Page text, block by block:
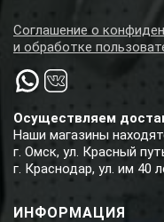
Осуществляем
Наши магазины
г. Омск, ул. Красный
г. Краснодар, ул. им 40
ИНФОРМАЦИЯ
Соглашение о
и обработке